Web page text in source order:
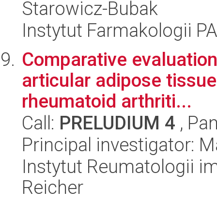
Starowicz-Bubak
Instytut Farmakologii
Comparative
articular adipose
rheumatoid arthriti...
Call: PRELUDIUM 4 ,
Principal investigator:
Instytut Reumatologii
Reicher